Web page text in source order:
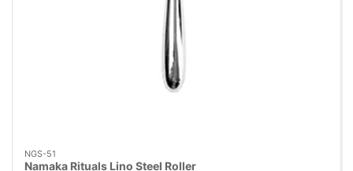
NGS-51
Namaka Rituals Lino Steel Roller